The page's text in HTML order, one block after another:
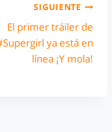
SIGUIENTE
El primer tráiler de
ya está en
línea ¡Y mola!